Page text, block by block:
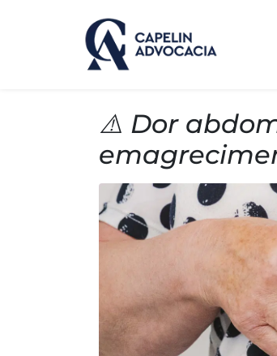
⚠️ Dor